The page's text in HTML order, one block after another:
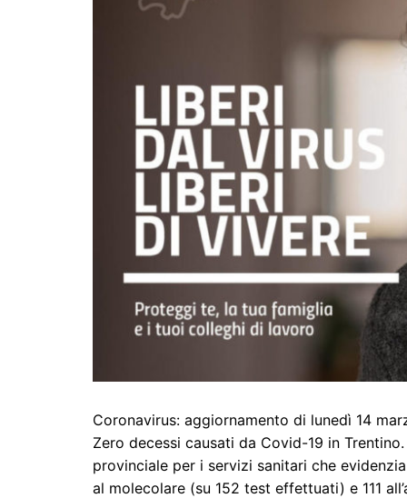
Coronavirus: aggiornamento di lunedì 14
Zero decessi causati da Covid-19 in
provinciale per i servizi sanitari che
al molecolare (su 152 test effettuati) e 111